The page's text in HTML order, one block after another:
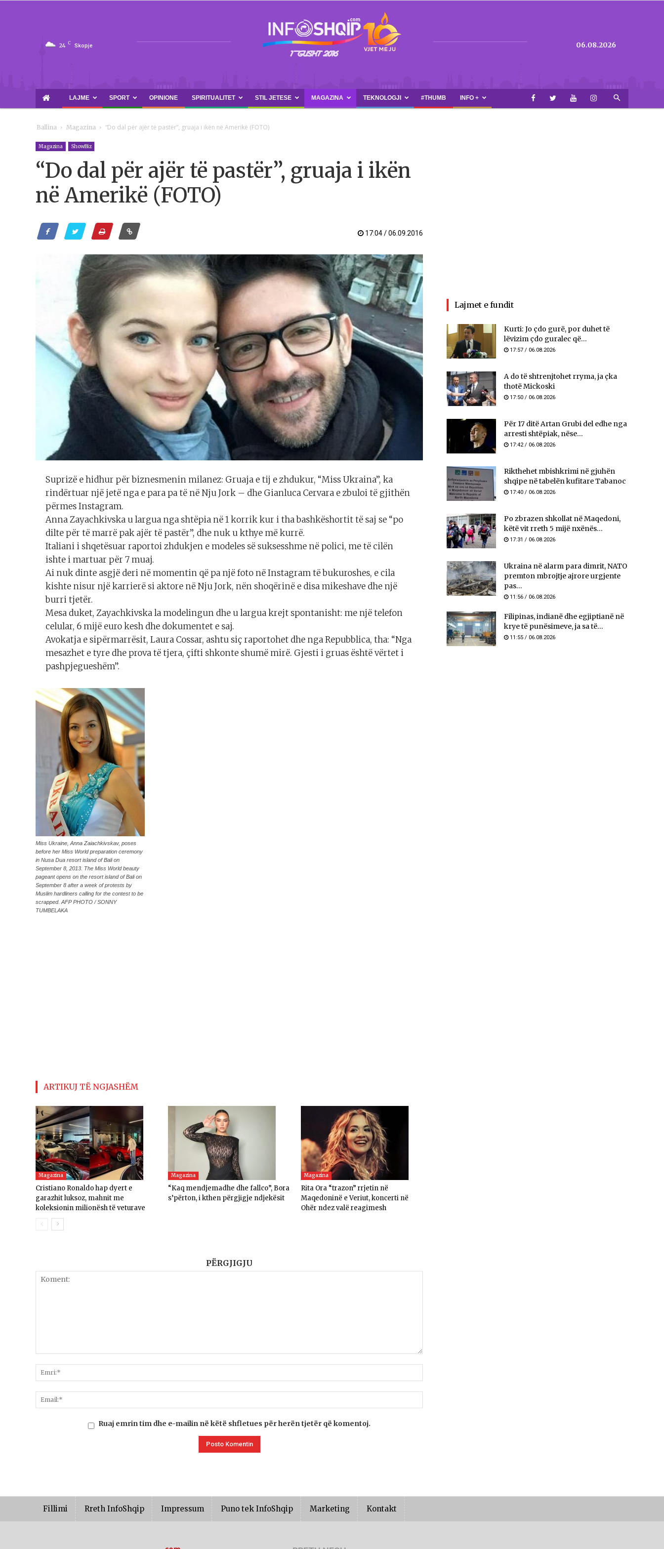
24 C Skopje
INFOSHQIP.COM
06.08.2026
LAJME SPORT OPINIONE SPIRITUALITET STIL JETESE MAGAZINA TEKNOLOGJI #THUMB INFO +
Ballina Magazina “Do dal për ajër të pastër”, gruaja i ikën në Amerikë (FOTO)
Magazina ShowBiz
“Do dal për ajër të pastër”, gruaja i ikën
në Amerikë (FOTO)
17:04 / 06.09.2016
Suprizë e hidhur për biznesmenin milanez: Gruaja e tij e zhdukur, “Miss Ukraina”, ka
rindërtuar një jetë nga e para pa të në Nju Jork – dhe Gianluca Cervara e zbuloi të gjithën
përmes Instagram.
Anna Zayachkivska u largua nga shtëpia në 1 korrik kur i tha bashkëshortit të saj se “po
dilte për të marrë pak ajër të pastër”, dhe nuk u kthye më kurrë.
Italiani i shqetësuar raportoi zhdukjen e modeles së suksesshme në polici, me të cilën
ishte i martuar për 7 muaj.
Ai nuk dinte asgjë deri në momentin që pa një foto në Instagram të bukuroshes, e cila
kishte nisur një karrierë si aktore në Nju Jork, nën shoqërinë e disa mikeshave dhe një
burri tjetër.
Mesa duket, Zayachkivska la modelingun dhe u largua krejt spontanisht: me një telefon
celular, 6 mijë euro kesh dhe dokumentet e saj.
Avokatja e sipërmarrësit, Laura Cossar, ashtu siç raportohet dhe nga Repubblica, tha: “Nga
mesazhet e tyre dhe prova të tjera, çifti shkonte shumë mirë. Gjesti i gruas është vërtet i
pashpjegueshëm”.
Miss Ukraine, Anna Zaiachkivskav, poses
before her Miss World preparation ceremony
in Nusa Dua resort island of Bali on
September 8, 2013. The Miss World beauty
pageant opens on the resort island of Bali on
September 8 after a week of protests by
Muslim hardliners calling for the contest to be
scrapped. AFP PHOTO / SONNY
TUMBELAKA
ARTIKUJ TË NGJASHËM
Magazina
Cristiano Ronaldo hap dyert e
garazhit luksoz, mahnit me
koleksionin milionësh të veturave
Magazina
“Kaq mendjemadhe dhe fallco”, Bora
s’përton, i kthen përgjigje ndjekësit
Magazina
Rita Ora “trazon” rrjetin në
Maqedoninë e Veriut, koncerti në
Ohër ndez valë reagimesh
PËRGJIGJU
Ruaj emrin tim dhe e-mailin në këtë shfletues për herën tjetër që komentoj.
Lajmet e fundit
Kurti: Jo çdo gurë, por duhet të
lëvizim çdo guralec që...
17:57 / 06.08.2026
A do të shtrenjtohet rryma, ja çka
thotë Mickoski
17:50 / 06.08.2026
Për 17 ditë Artan Grubi del edhe nga
arresti shtëpiak, nëse...
17:42 / 06.08.2026
Rikthehet mbishkrimi në gjuhën
shqipe në tabelën kufitare Tabanoc
17:40 / 06.08.2026
Po zbrazen shkollat në Maqedoni,
këtë vit rreth 5 mijë nxënës...
17:31 / 06.08.2026
Ukraina në alarm para dimrit, NATO
premton mbrojtje ajrore urgjente
pas...
11:56 / 06.08.2026
Filipinas, indianë dhe egjiptianë në
krye të punësimeve, ja sa të...
11:55 / 06.08.2026
Fillimi Rreth InfoShqip Impressum Puno tek InfoShqip Marketing Kontakt